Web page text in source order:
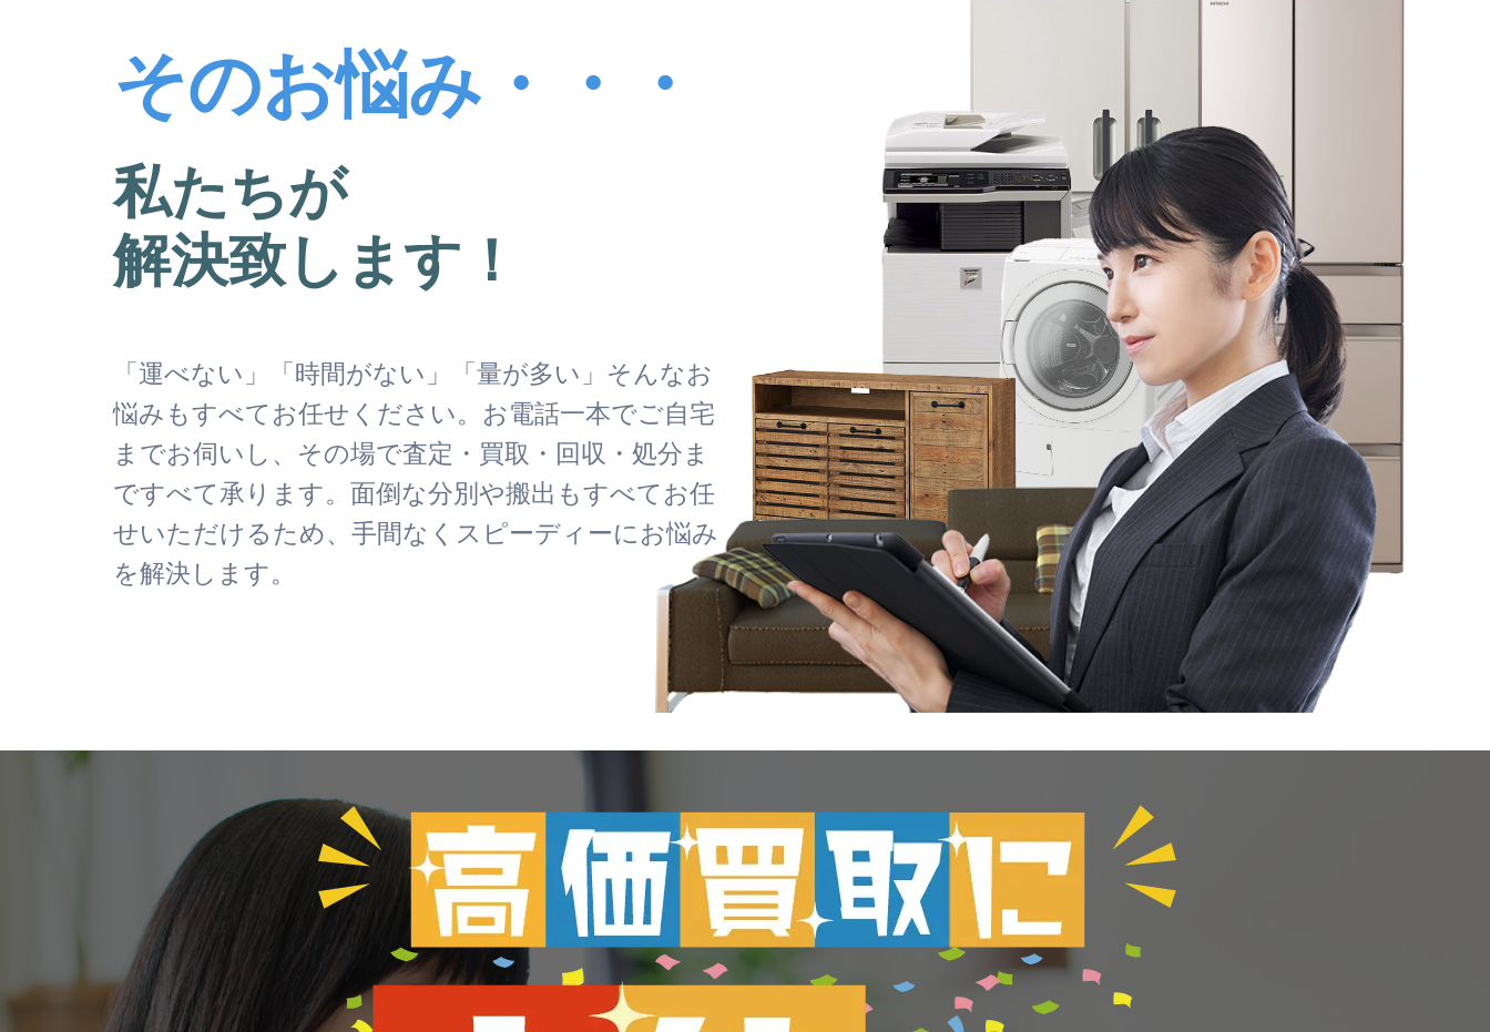
そのお悩み・・・
私たちが
解決致します！
「運べない」「時間がない」「量が多い」そんなお
悩みもすべてお任せください。お電話一本でご自宅
までお伺いし、その場で査定・買取・回収・処分ま
ですべて承ります。面倒な分別や搬出もすべてお任
せいただけるため、手間なくスピーディーにお悩み
を解決します。